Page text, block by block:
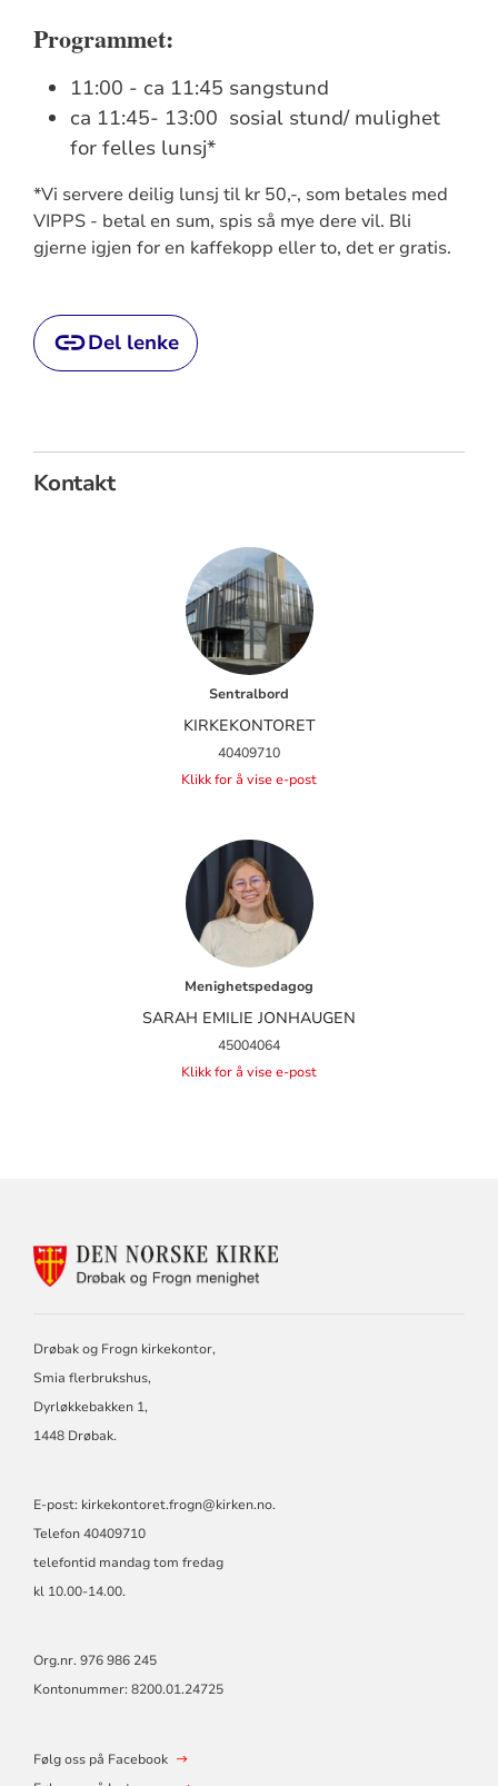
Programmet:
11:00 - ca 11:45 sangstund
ca 11:45- 13:00 sosial stund/ mulighet
for felles lunsj*
*Vi servere deilig lunsj til kr 50,-, som betales med
VIPPS - betal en sum, spis så mye dere vil. Bli
gjerne igjen for en kaffekopp eller to, det er gratis.
Del lenke
Kontakt
Sentralbord
KIRKEKONTORET
40409710
Klikk for å vise e-post
Menighetspedagog
SARAH EMILIE JONHAUGEN
45004064
Klikk for å vise e-post
KONTAKTINFORMASJON
Drøbak og Frogn kirkekontor,
Smia flerbrukshus,
Dyrløkkebakken 1,
1448 Drøbak.
E-post: kirkekontoret.frogn@kirken.no.
Telefon 40409710
telefontid mandag tom fredag
kl 10.00-14.00.
Org.nr. 976 986 245
Kontonummer: 8200.01.24725
Følg oss på Facebook